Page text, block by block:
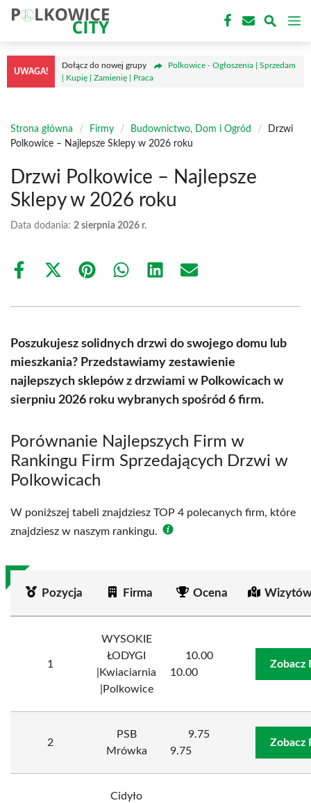
Przejdź
treści
UWAGA!
Dołącz do nowej grupy
Polkowice - Ogłoszenia | Sprzedam
| Kupię | Zamienię | Praca
Strona główna / Firmy / Budownictwo, Dom i Ogród /
Drzwi
Polkowice – Najlepsze Sklepy w 2026 roku
Drzwi Polkowice – Najlepsze
Sklepy w 2026 roku
Data dodania: 2 sierpnia 2026 r.
Share
Share
(Twitter)
Share Share Share Share
Poszukujesz solidnych drzwi do swojego domu lub
mieszkania? Przedstawiamy zestawienie
najlepszych sklepów z drzwiami w Polkowicach w
sierpniu 2026 roku wybranych spośród 6 firm.
Porównanie Najlepszych Firm w
Rankingu Firm Sprzedających Drzwi w
Polkowicach
W poniższej tabeli znajdziesz TOP 4 polecanych firm, które
znajdziesz w naszym rankingu.
Pozycja Firma Ocena
1
WYSOKIE
ŁODYGI
|Kwiaciarnia
|Polkowice
10.00
10.00
Zobacz
2
PSB
Mrówka
9.75
9.75
Zobacz
Cidyło